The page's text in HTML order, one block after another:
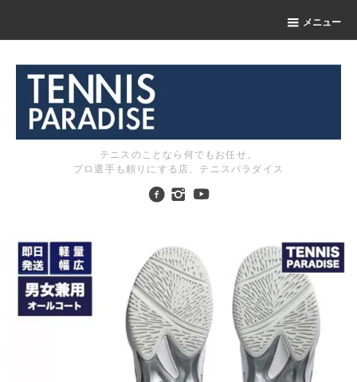
メニュー
テニスのことなら何でもお任せ。
プロ選手も頼りにする店、テニスパラダイス